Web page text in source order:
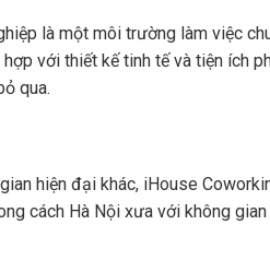
là một môi trường làm việc
với thiết kế tinh tế và tiện ích
qua.
hiện đại khác, iHouse
cách Hà Nội xưa với không